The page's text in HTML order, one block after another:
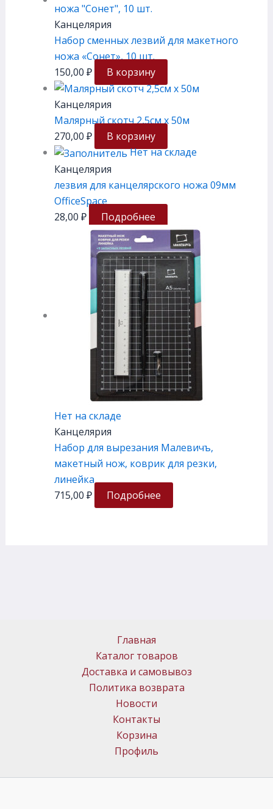
Канцелярия
Набор сменных лезвий для макетного
ножа «Сонет», 10 шт.
150,00 ₽ В корзину
Канцелярия
Малярный скотч 2,5см х 50м
270,00 ₽
В корзину
Нет на складе
Канцелярия
лезвия для канцелярского ножа 09мм
OfficeSpace
28,00 ₽ Подробнее
Нет на складе
Канцелярия
Набор для вырезания Малевичъ,
макетный нож, коврик для резки,
линейка
715,00 ₽ Подробнее
Главная
Каталог товаров
Доставка и самовывоз
Политика возврата
Новости
Контакты
Корзина
Профиль